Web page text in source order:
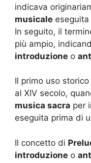
indicava
musicale eseguita
In seguito, il
più ampio,
introduzione o
Il primo uso
al XIV secolo,
musica sacra per
eseguita prima di
Il concetto di
introduzione o